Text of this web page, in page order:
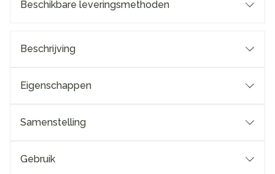
Beschikbare leveringsmethoden
Beschrijving
Eigenschappen
Samenstelling
Gebruik